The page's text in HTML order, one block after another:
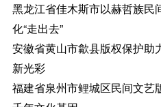
黑龙江省佳木斯市以赫哲族民
化“走出去”
安徽省黄山市歙县版权保护助
新光彩
福建省泉州市鲤城区民间文艺